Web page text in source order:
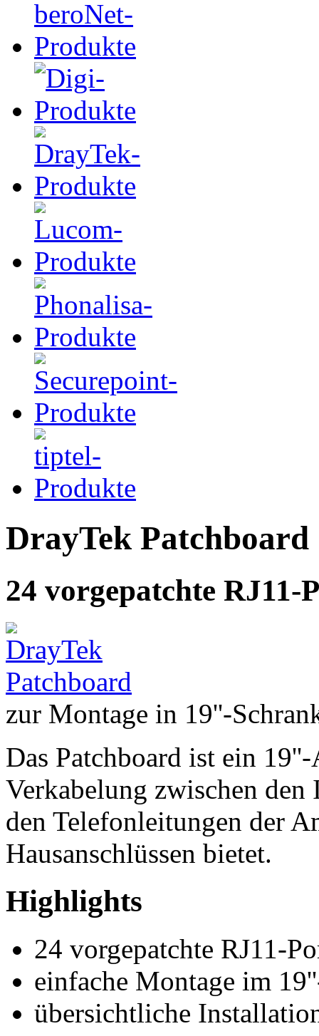
DrayTek Patchboard
24 vorgepatchte RJ11-
zur Montage in 19''-
Das Patchboard ist ein
Verkabelung zwischen
den Telefonleitungen der
Hausanschlüssen bietet.
Highlights
24 vorgepatchte RJ11-
einfache Montage im
übersichtliche